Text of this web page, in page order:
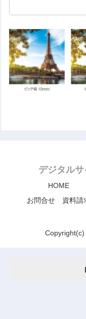
デジタル
HOME
お問合せ 資料請
Copyright(c)